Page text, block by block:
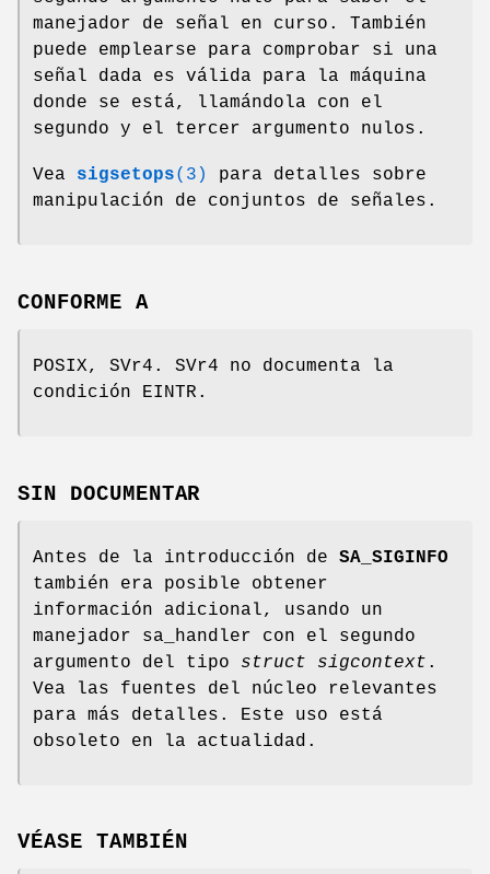
manejador de señal en curso. También
puede emplearse para comprobar si una
señal dada es válida para la máquina
donde se está, llamándola con el
segundo y el tercer argumento nulos.
Vea sigsetops(3)
para detalles sobre
manipulación de conjuntos de señales.
CONFORME A
POSIX, SVr4. SVr4 no documenta la
condición EINTR.
SIN DOCUMENTAR
Antes de la introducción de SA_SIGINFO
también era posible obtener
información adicional, usando un
manejador sa_handler con el segundo
argumento del tipo struct sigcontext .
Vea las fuentes del núcleo relevantes
para más detalles. Este uso está
obsoleto en la actualidad.
VÉASE TAMBIÉN